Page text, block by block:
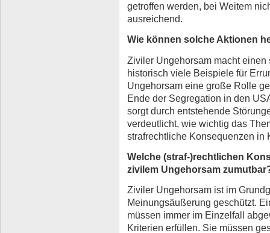
getroffen werden, bei Weitem
ausreichend.
Wie können solche Aktionen
Ziviler Ungehorsam macht
historisch viele Beispiele für
Ungehorsam eine große Rolle
Ende der Segregation in den
sorgt durch entstehende
verdeutlicht, wie wichtig das
strafrechtliche Konsequenzen in
Welche (straf-)rechtlichen
zivilem Ungehorsam
Ziviler Ungehorsam ist im
Meinungsäußerung geschützt.
müssen immer im Einzelfall
Kriterien erfüllen. Sie müssen